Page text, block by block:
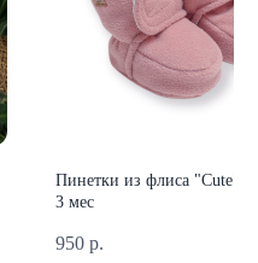
Пинетки из флиса "Cute"
3 мес
950 р.